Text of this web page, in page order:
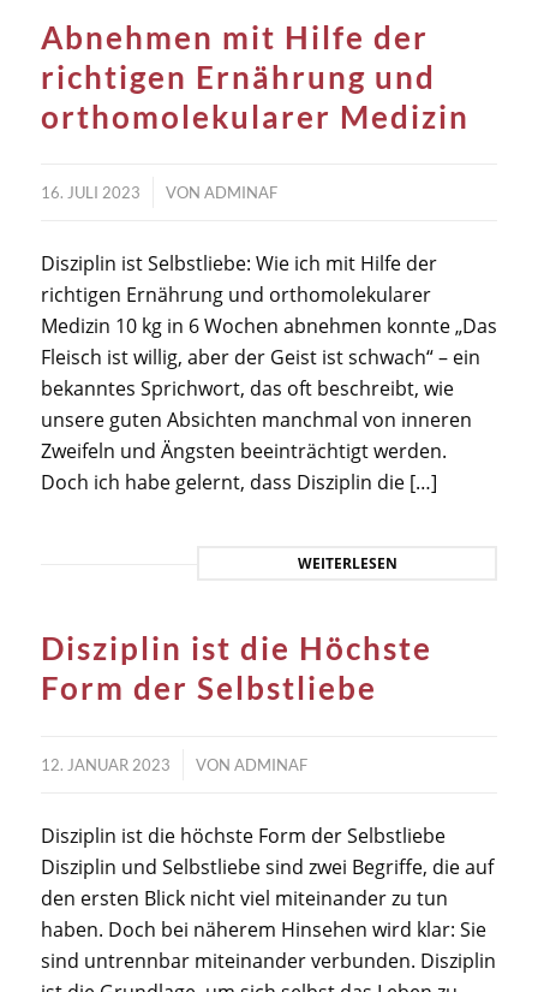
Abnehmen mit Hilfe der
richtigen Ernährung und
orthomolekularer Medizin
16. JULI 2023 VON ADMINAF
Disziplin ist Selbstliebe: Wie ich mit Hilfe der
richtigen Ernährung und orthomolekularer
Medizin 10 kg in 6 Wochen abnehmen konnte „Das
Fleisch ist willig, aber der Geist ist schwach“ – ein
bekanntes Sprichwort, das oft beschreibt, wie
unsere guten Absichten manchmal von inneren
Zweifeln und Ängsten beeinträchtigt werden.
Doch ich habe gelernt, dass Disziplin die […]
WEITERLESEN
Disziplin ist die Höchste
Form der Selbstliebe
12. JANUAR 2023 VON ADMINAF
Disziplin ist die höchste Form der Selbstliebe
Disziplin und Selbstliebe sind zwei Begriffe, die auf
den ersten Blick nicht viel miteinander zu tun
haben. Doch bei näherem Hinsehen wird klar: Sie
sind untrennbar miteinander verbunden. Disziplin